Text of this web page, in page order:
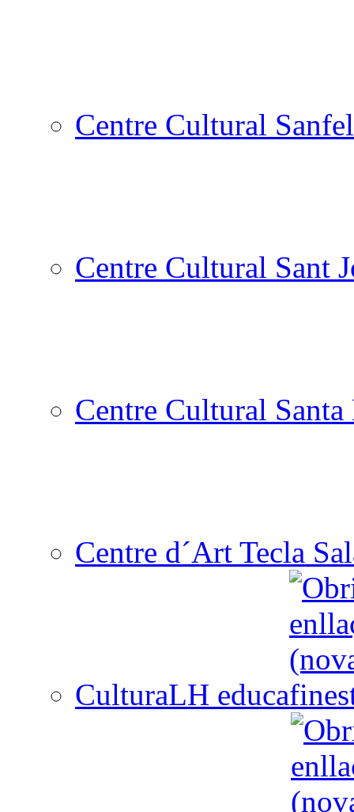
Centre Cultural
Centre Cultural Sant
Centre Cultural
Centre d´Art Tecla
CulturaLH educa